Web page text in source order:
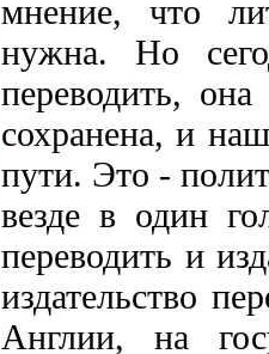
мнение, что
нужна. Но
переводить,
сохранена, и
пути. Это -
везде в один
переводить и
издательство
Англии, на